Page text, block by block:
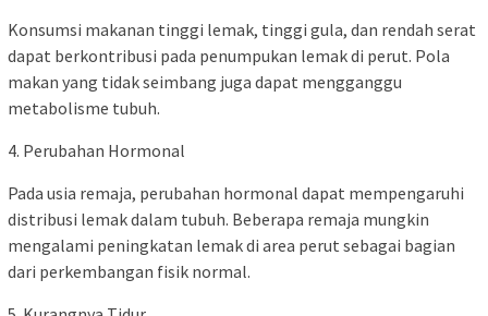
Konsumsi makanan tinggi lemak, tinggi gula, dan rendah serat
dapat berkontribusi pada penumpukan lemak di perut. Pola
makan yang tidak seimbang juga dapat mengganggu
metabolisme tubuh.
4. Perubahan Hormonal
Pada usia remaja, perubahan hormonal dapat mempengaruhi
distribusi lemak dalam tubuh. Beberapa remaja mungkin
mengalami peningkatan lemak di area perut sebagai bagian
dari perkembangan fisik normal.